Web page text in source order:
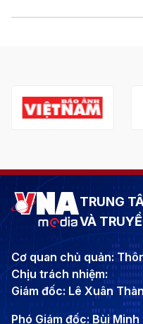
TRUNG
VÀ
Cơ quan chủ quản:
Chịu trách nhiệm:
Giám đốc: Lê Xuân
Phó Giám đốc: Bùi